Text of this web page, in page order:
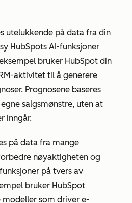
utelukkende på data fra din
HubSpots AI-funksjoner
bruker HubSpot din
aktivitet til å generere
Prognosene baseres
salgsmønstre, uten at
inngår.
på data fra mange
nøyaktigheten og
på tvers av
bruker HubSpot
som driver e-